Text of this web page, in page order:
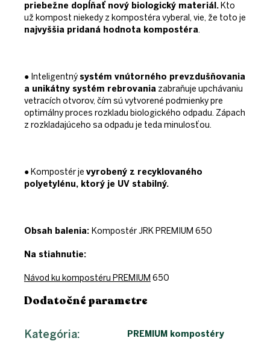
priebežne dopĺňať nový biologický materiál.Kto
už kompost niekedy z kompostéra vyberal, vie, že toto je
najvyššia pridaná hodnota kompostéra.
● Inteligentnýsystém vnútorného prevzdušňovania
a unikátny systém rebrovania zabraňuje upchávaniu
vetracích otvorov, čím sú vytvorené podmienky pre
optimálny proces rozkladu biologického odpadu. Zápach
z rozkladajúceho sa odpadu je teda minulosťou.
● Kompostér je vyrobený z recyklovaného
polyetylénu, ktorý je UV stabilný.
Obsah balenia: Kompostér JRK PREMIUM 650
Na stiahnutie:
Návod ku kompostéru PREMIUM 650
Dodatočné parametre
Kategória: PREMIUM kompostéry